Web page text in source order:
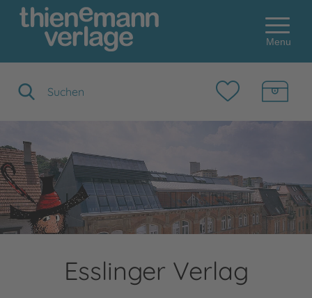
Menu
Esslinger Verlag